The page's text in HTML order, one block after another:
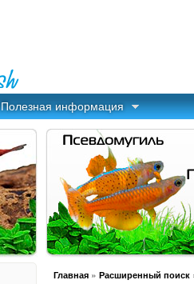
Полезная информация
Главная » Расширенный поиск